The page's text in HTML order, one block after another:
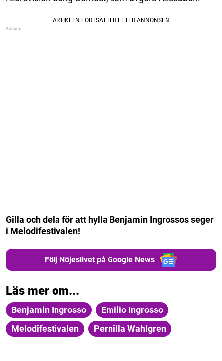
Gilla och dela för att hylla Benjamin Ingrossos seger
i Melodifestivalen!
Följ Nöjeslivet på Google News
Läs mer om...
Benjamin Ingrosso
Emilio Ingrosso
Melodifestivalen
Pernilla Wahlgren